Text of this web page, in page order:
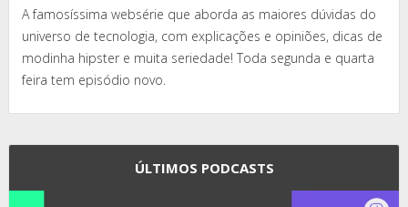
A famosíssima websérie que aborda as maiores dúvidas do
universo de tecnologia, com explicações e opiniões, dicas de
modinha hipster e muita seriedade! Toda segunda e quarta
feira tem episódio novo.
ÚLTIMOS PODCASTS